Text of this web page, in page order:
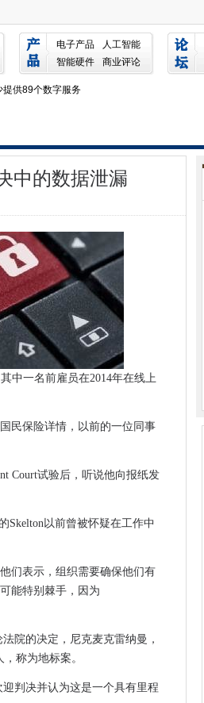
电子产品
人工智能
智能硬件
商业评论
合
失去
中的数据泄漏
中一名前雇员在2014年在线上
民保险详情，以前的一位同事
Court试验后，听说他向报纸发
Skelton以前曾被怀疑在工作中
们表示，组织需要确保他们有
能特别棘手，因为
院的决定，尼克麦克雷纳曼，
称为地标案。
判决并认为这是一个具有里程